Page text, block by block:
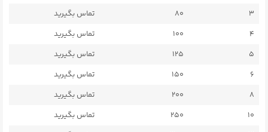
3
80
تماس بگیرید
4
100
تماس بگیرید
5
125
تماس بگیرید
6
150
تماس بگیرید
8
200
تماس بگیرید
10
250
تماس بگیرید